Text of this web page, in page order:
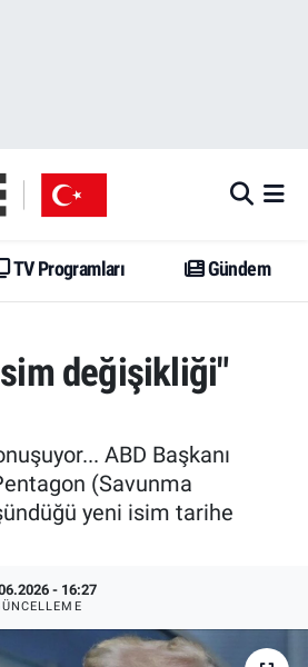
TV Programları Gündem
değişikliği"
ABD Başkanı
(Savunma
yeni isim tarihe
- 16:27
Vakitleri